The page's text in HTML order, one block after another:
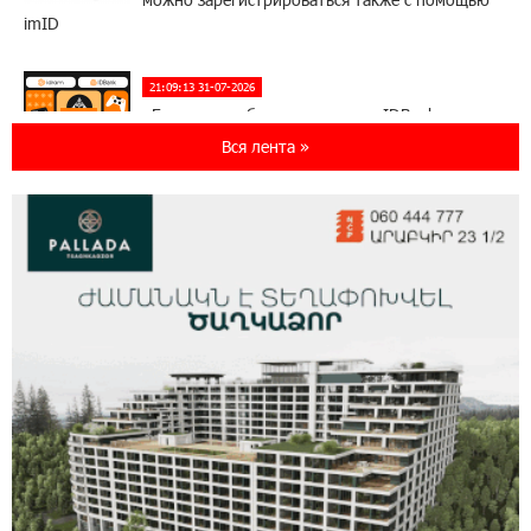
imID
21:09:13 31-07-2026
«Бесплатные бонусы в играх»: IDBank
предупреждает о кибератаках на школьников
ЕАЭС со временем будет расширяться. Когда-
будет уже поздно
Если Израиль использует тему Геноцида
армян против Эрдогана, то что для него
значит сам Геноцид?
17:16:14 30-07-2026
ВТБ (Армения): вклад «Стабильный» — до
Вся лента »